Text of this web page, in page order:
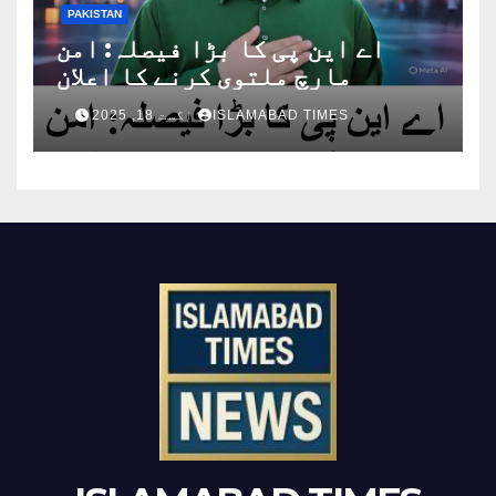
PAKISTAN
اے این پی کا بڑا فیصلہ: امن
مارچ ملتوی کرنے کا اعلان
اگست 18, 2025 ISLAMABAD TIMES